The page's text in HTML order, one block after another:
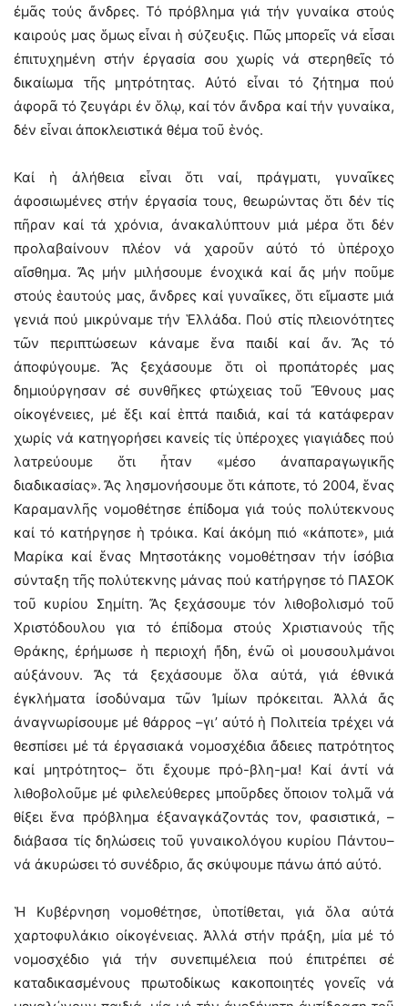
ἐμᾶς τούς ἄνδρες. Τό πρόβλημα γιά τήν γυναίκα στούς
καιρούς μας ὅμως εἶναι ἡ σύζευξις. Πῶς μπορεῖς νά εἶσαι
ἐπιτυχημένη στήν ἐργασία σου χωρίς νά στερηθεῖς τό
δικαίωμα τῆς μητρότητας. Αὐτό εἶναι τό ζήτημα πού
ἀφορᾶ τό ζευγάρι ἐν ὅλῳ, καί τόν ἄνδρα καί τήν γυναίκα,
δέν εἶναι ἀποκλειστικά θέμα τοῦ ἑνός.
Καί ἡ ἀλήθεια εἶναι ὅτι ναί, πράγματι, γυναῖκες
ἀφοσιωμένες στήν ἐργασία τους, θεωρώντας ὅτι δέν τίς
πῆραν καί τά χρόνια, ἀνακαλύπτουν μιά μέρα ὅτι δέν
προλαβαίνουν πλέον νά χαροῦν αὐτό τό ὑπέροχο
αἴσθημα. Ἄς μήν μιλήσουμε ἐνοχικά καί ἄς μήν ποῦμε
στούς ἑαυτούς μας, ἄνδρες καί γυναῖκες, ὅτι εἴμαστε μιά
γενιά πού μικρύναμε τήν Ἑλλάδα. Πού στίς πλειονότητες
τῶν περιπτώσεων κάναμε ἕνα παιδί καί ἄν. Ἄς τό
ἀποφύγουμε. Ἄς ξεχάσουμε ὅτι οἱ προπάτορές μας
δημιούργησαν σέ συνθῆκες φτώχειας τοῦ Ἔθνους μας
οἰκογένειες, μέ ἕξι καί ἑπτά παιδιά, καί τά κατάφεραν
χωρίς νά κατηγορήσει κανείς τίς ὑπέροχες γιαγιάδες πού
λατρεύουμε ὅτι ἦταν «μέσο ἀναπαραγωγικῆς
διαδικασίας». Ἄς λησμονήσουμε ὅτι κάποτε, τό 2004, ἕνας
Καραμανλῆς νομοθέτησε ἐπίδομα γιά τούς πολύτεκνους
καί τό κατήργησε ἡ τρόικα. Καί ἀκόμη πιό «κάποτε», μιά
Μαρίκα καί ἕνας Μητσοτάκης νομοθέτησαν τήν ἰσόβια
σύνταξη τῆς πολύτεκνης μάνας πού κατήργησε τό ΠΑΣΟΚ
τοῦ κυρίου Σημίτη. Ἄς ξεχάσουμε τόν λιθοβολισμό τοῦ
Χριστόδουλου για τό ἐπίδομα στούς Χριστιανούς τῆς
Θράκης, ἐρήμωσε ἡ περιοχή ἤδη, ἐνῶ οἱ μουσουλμάνοι
αὐξάνουν. Ἄς τά ξεχάσουμε ὅλα αὐτά, γιά ἐθνικά
ἐγκλήματα ἰσοδύναμα τῶν Ἰμίων πρόκειται. Ἀλλά ἄς
ἀναγνωρίσουμε μέ θάρρος –γι’ αὐτό ἡ Πολιτεία τρέχει νά
θεσπίσει μέ τά ἐργασιακά νομοσχέδια ἄδειες πατρότητος
καί μητρότητος– ὅτι ἔχουμε πρό-βλη-μα! Καί ἀντί νά
λιθοβολοῦμε μέ φιλελεύθερες μποῦρδες ὅποιον τολμᾶ νά
θίξει ἕνα πρόβλημα ἐξαναγκάζοντάς τον, φασιστικά, –
διάβασα τίς δηλώσεις τοῦ γυναικολόγου κυρίου Πάντου–
νά ἀκυρώσει τό συνέδριο, ἄς σκύψουμε πάνω ἀπό αὐτό.
Ἡ Κυβέρνηση νομοθέτησε, ὑποτίθεται, γιά ὅλα αὐτά
χαρτοφυλάκιο οἰκογένειας. Ἀλλά στήν πράξη, μία μέ τό
νομοσχέδιο γιά τήν συνεπιμέλεια πού ἐπιτρέπει σέ
καταδικασμένους πρωτοδίκως κακοποιητές γονεῖς νά